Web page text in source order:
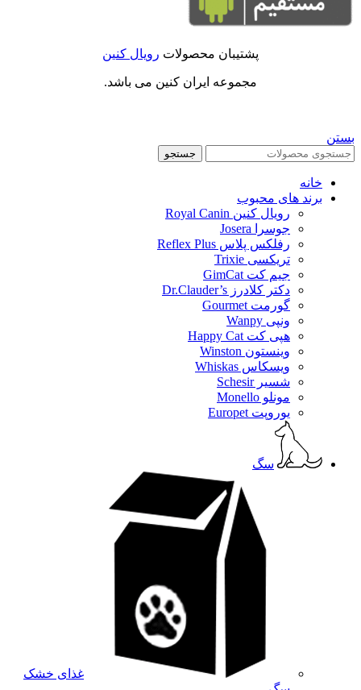
پشتیبان محصولات رویال کنین
مجموعه ایران کنین می باشد.
بستن
جستجو
خانه
برند های محبوب
رویال کنین Royal Canin
جوسرا Josera
رفلکس پلاس Reflex Plus
تریکسی Trixie
جیم کت GimCat
دکتر کلادرز Dr.Clauder’s
گورمت Gourmet
ونپی Wanpy
هپی کت Happy Cat
وینستون Winston
ویسکاس Whiskas
شسیر Schesir
مونلو Monello
یوروپت Europet
سگ
غذای خشک